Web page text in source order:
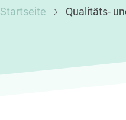
Startseite Qualitäts-